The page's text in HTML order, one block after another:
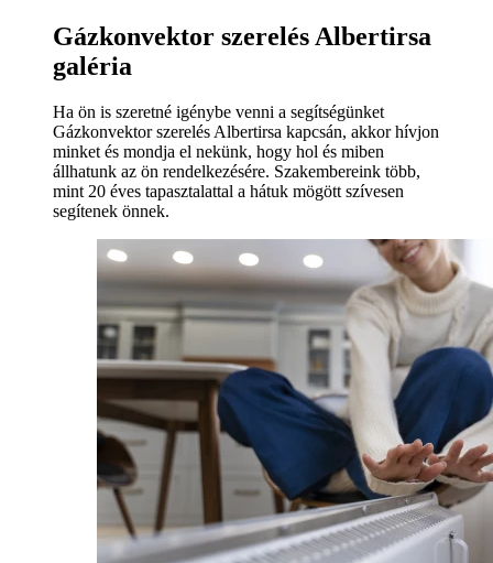
Gázkonvektor szerelés Albertirsa
galéria
Ha ön is szeretné igénybe venni a segítségünket
Gázkonvektor szerelés Albertirsa kapcsán, akkor hívjon
minket és mondja el nekünk, hogy hol és miben
állhatunk az ön rendelkezésére. Szakembereink több,
mint 20 éves tapasztalattal a hátuk mögött szívesen
segítenek önnek.